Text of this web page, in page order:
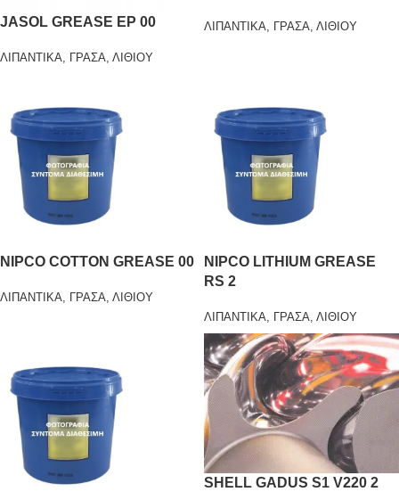
JASOL GREASE EP 00
ΛΙΠΑΝΤΙΚΑ, ΓΡΑΣΑ, ΛΙΘΙΟΥ
ΛΙΠΑΝΤΙΚΑ ΓΡΑΣΑ ΛΙΘΙΟΥ
NIPCO COTTON GREASE 00
ΛΙΠΑΝΤΙΚΑ, ΓΡΑΣΑ, ΛΙΘΙΟΥ
NIPCO LITHIUM GREASE
RS 2
ΛΙΠΑΝΤΙΚΑ, ΓΡΑΣΑ, ΛΙΘΙΟΥ
SHELL GADUS S1 V220 2